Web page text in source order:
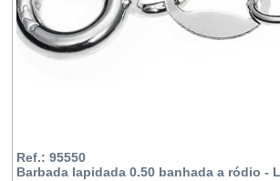
Ref.: 95550
Barbada lapidada 0.50 banhada a ródio -